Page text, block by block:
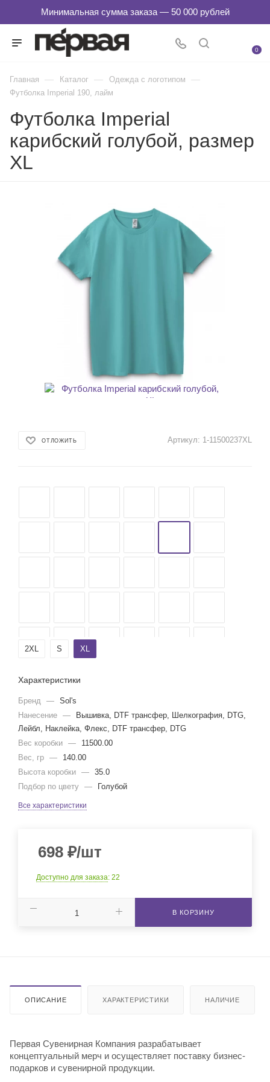
0
Главная — Каталог — Одежда с логотипом —
Футболка Imperial 190, лайм
Футболка Imperial
карибский голубой, размер
XL
ОТЛОЖИТЬ Артикул: 1-11500237XL
2XL S XL
Характеристики
Бренд — Sol's
Нанесение —
Вышивка, DTF трансфер, Шелкография, DTG,
Лейбл, Наклейка, Флекс, DTF трансфер, DTG
Вес коробки —
11500.00
Вес, гр —
140.00
Высота коробки — 35.0
Подбор по цвету — Голубой
Все характеристики
698 ₽/шт
Доступно для заказа: 22
В КОРЗИНУ
ОПИСАНИЕ ХАРАКТЕРИСТИКИ НАЛИЧИЕ
Первая Сувенирная Компания разрабатывает
концептуальный мерч и осуществляет поставку бизнес-
подарков и сувенирной продукции.